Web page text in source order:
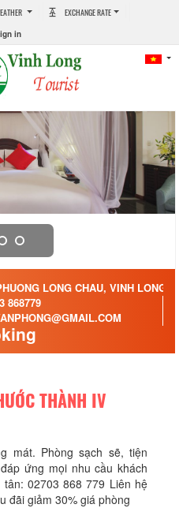
EXCHANGE RATE
in
LONG CHAU, VINH LONG,
868779
THÀNH IV
mát. Phòng sạch sẽ, tiện
ứng mọi nhu cầu khách
02703 868 779 Liên hệ
đãi giảm 30% giá phòng